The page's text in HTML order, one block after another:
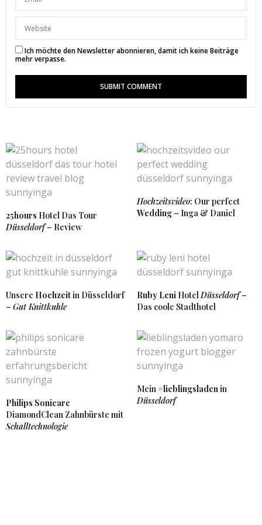
14. OKTOBER 2017 UM 16:26 UHR
sehr gerne über Foodora:-*
Lg
Isa
http://www.label-love.eu
15. OKTOBER 2017 UM 7:42 UHR
MAGDA_EVA
14. OKTOBER 2017 UM 16:16 UHR
meine besten Freundin und ich durch Ddorf geirrt
und haben Pasta Restaurants gesucht, aber haben
keine gefunden. Ich danke dir für deine Tipps. Das
Liebe Grüße und ich wünsche dir ein schönes
Wochenende!
https://lifestylemeetsmagdaeva.blogspot.de/
SUNNYINGA
15. OKTOBER 2017 UM 13:05 UHR
Da kann ich dir Il Mercato für Pasta wirklich
empfehlen. Dort sind die ausgewählten
Nudelsorten alle hausgemacht. 🙂
SASKIA SAGT:
Bin ich eigentlich der letzte Mensch, der noch nie bei
Ich möchte den Newsletter abonnieren, damit ich keine Beiträge
mehr verpasse.
25hours Hotel Das Tour
Düsseldorf– Review
Hochzeitsvideo: Our perfect
Wedding – Inga & Daniel
Unsere Hochzeitin Düsseldorf
– Gut Knittkuhle
Ruby Leni HotelDüsseldorf–
Das coole Stadthotel
Philips Sonicare
DiamondClean Zahnbürste mit
Schalltechnologie
Mein#lieblingsladenin
Düsseldorf